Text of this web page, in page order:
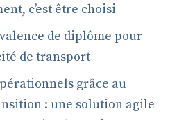
c’est être choisi
de diplôme pour
de transport
grâce au
: une solution agile